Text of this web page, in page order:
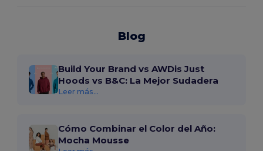
Blog
Build Your Brand vs AWDis Just
Hoods vs B&C: La Mejor Sudadera
Leer más...
Cómo Combinar el Color del Año:
Mocha Mousse